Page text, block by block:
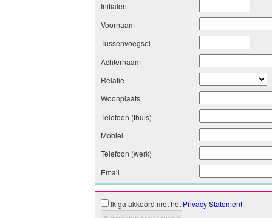
Initialen
Voornaam
Tussenvoegsel
Achternaam
Relatie
Woonplaats
Telefoon (thuis)
Mobiel
Telefoon (werk)
Email
Ik ga akkoord met het Privacy Statement